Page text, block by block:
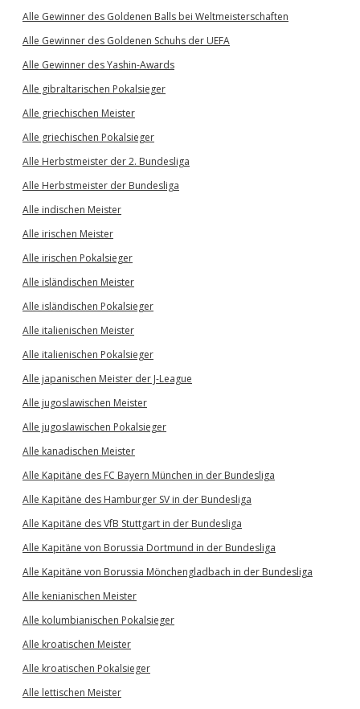
Alle Gewinner des Goldenen Balls bei Weltmeisterschaften
Alle Gewinner des Goldenen Schuhs der UEFA
Alle Gewinner des Yashin-Awards
Alle gibraltarischen Pokalsieger
Alle griechischen Meister
Alle griechischen Pokalsieger
Alle Herbstmeister der 2. Bundesliga
Alle Herbstmeister der Bundesliga
Alle indischen Meister
Alle irischen Meister
Alle irischen Pokalsieger
Alle isländischen Meister
Alle isländischen Pokalsieger
Alle italienischen Meister
Alle italienischen Pokalsieger
Alle japanischen Meister der J-League
Alle jugoslawischen Meister
Alle jugoslawischen Pokalsieger
Alle kanadischen Meister
Alle Kapitäne des FC Bayern München in der Bundesliga
Alle Kapitäne des Hamburger SV in der Bundesliga
Alle Kapitäne des VfB Stuttgart in der Bundesliga
Alle Kapitäne von Borussia Dortmund in der Bundesliga
Alle Kapitäne von Borussia Mönchengladbach in der Bundesliga
Alle kenianischen Meister
Alle kolumbianischen Pokalsieger
Alle kroatischen Meister
Alle kroatischen Pokalsieger
Alle lettischen Meister